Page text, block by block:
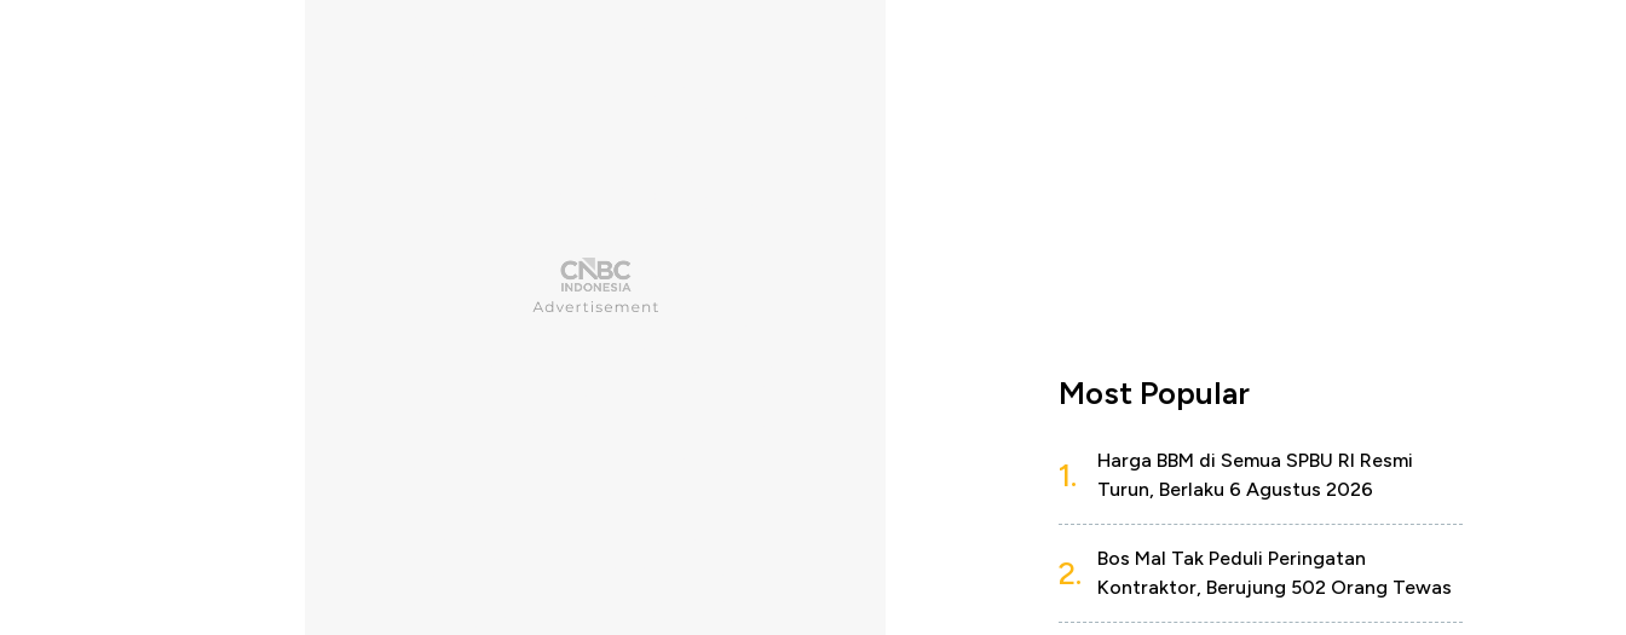
Most Popular
1.
Harga BBM di Semua SPBU RI Resmi
Turun, Berlaku 6 Agustus 2026
2.
Bos Mal Tak Peduli Peringatan
Kontraktor, Berujung 502 Orang Tewas